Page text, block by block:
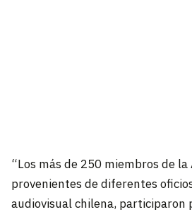
“Los más de 250 miembros de la
provenientes de diferentes
audiovisual chilena, participaron